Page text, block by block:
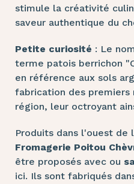
stimule la créativité
saveur authentique du
Petite curiosité : Le
terme patois berrichon
en référence aux sols
fabrication des
région, leur octroyant
Produits dans l'ouest de
Fromagerie Poitou
être proposés avec ou
ici. Ils sont fabriqués